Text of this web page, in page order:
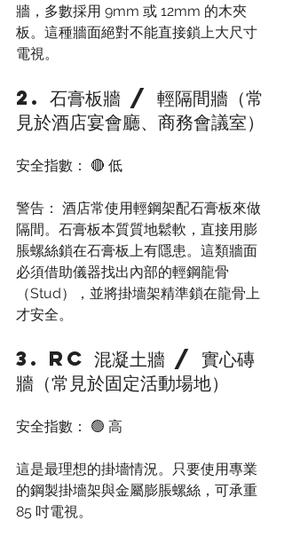
牆，多數採用 9mm 或 12mm 的木夾
板。這種牆面絕對不能直接鎖上大尺寸
電視。
2. 石膏板牆 / 輕隔間牆（常
見於酒店宴會廳、商務會議室）
安全指數： 🔴 低
警告： 酒店常使用輕鋼架配石膏板來做
隔間。石膏板本質質地鬆軟，直接用膨
脹螺絲鎖在石膏板上有隱患。這類牆面
必須借助儀器找出內部的輕鋼龍骨
（Stud），並將掛墻架精準鎖在龍骨上
才安全。
3. RC 混凝土牆 / 實心磚
牆（常見於固定活動場地）
安全指數： 🟢 高
這是最理想的掛墻情況。只要使用專業
的鋼製掛墻架與金屬膨脹螺絲，可承重
85 吋電視。